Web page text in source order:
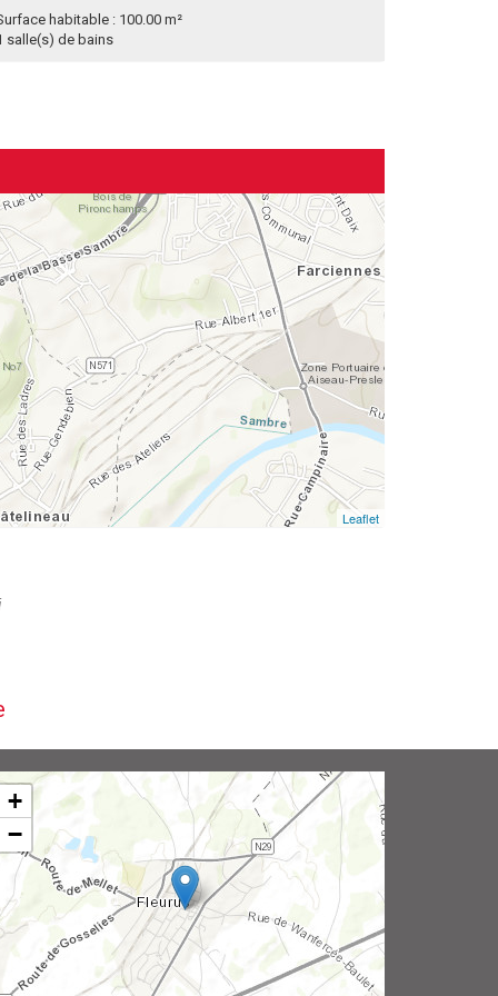
habitable : 100.00 m²
salle(s) de bains
Leaflet
+
−